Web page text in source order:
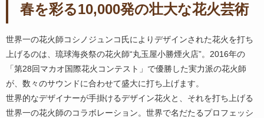
春を彩る10,000発の壮大な花火芸術
世界一の花火師コシノジュンコ氏によりデザインされた花火を打ち
上げるのは、琉球海炎祭の花火師“丸玉屋小勝煙火店”。2016年の
「第28回マカオ国際花火コンテスト」で優勝した実力派の花火師
が、数々のサウンドに合わせて盛大に打ち上げます。
世界的なデザイナーが手掛けるデザイン花火と、それを打ち上げる
世界一の花火師のコラボレーション。世界で名だたるプロフェッシ